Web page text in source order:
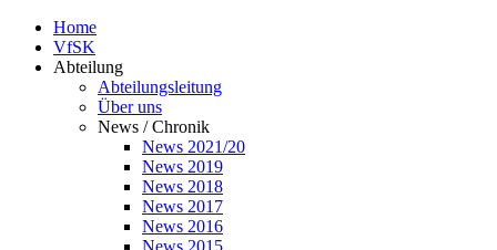
Home
VfSK
Abteilung
Abteilungsleitung
Über uns
News / Chronik
News 2021/20
News 2019
News 2018
News 2017
News 2016
News 2015